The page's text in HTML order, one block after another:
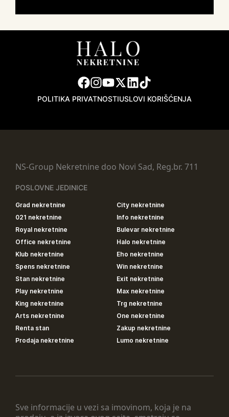
POLITIKA PRIVATNOSTIUSLOVI KORIŠĆENJA
Sve informacije u vezi sa imovinom, koja je na
NS-Group Nekretnine doo Novi Sad, Reg.br. 711
POSLOVNE JEDINICE
Grad nekretnine
City nekretnine
021 nekretnine
Info nekretnine
Royal nekretnine
Bulevar nekretnine
Office nekretnine
Halo nekretnine
Klub nekretnine
Eho nekretnine
Spens nekretnine
Win nekretnine
Stan nekretnine
Exit nekretnine
Play nekretnine
Max nekretnine
King nekretnine
Trg nekretnine
Arts nekretnine
One nekretnine
Renta stan
Zakup nekretnine
Prodaja nekretnine
Lumo nekretnine